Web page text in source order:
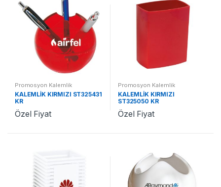
Promosyon Kalemlik
KALEMLİK KIRMIZI ST325431
KR
Özel Fiyat
Promosyon Kalemlik
KALEMLİK KIRMIZI
ST325050 KR
Özel Fiyat